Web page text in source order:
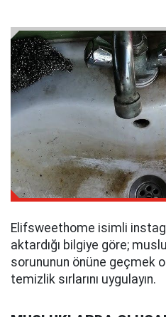
Elifsweethome isimli
aktardığı bilgiye göre;
sorununun önüne geçmek
temizlik sırlarını uygulayın.